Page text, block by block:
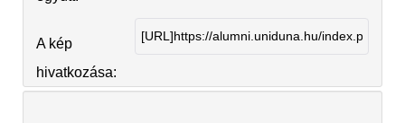
A kép
hivatkozása: